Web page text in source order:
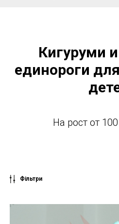
Кигуруми
единороги
На рост от
Фільтри